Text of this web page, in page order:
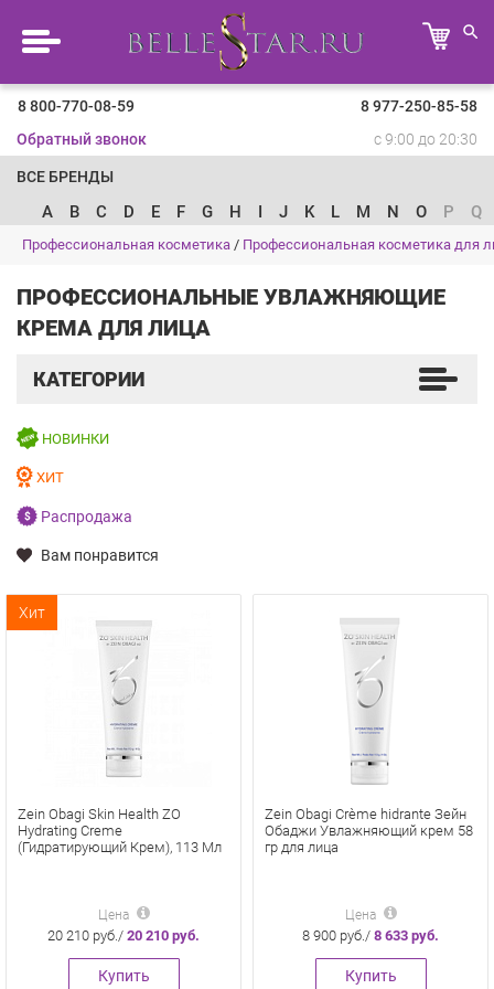
8 800-770-08-59
8 977-250-85-58
Обратный звонок
с 9:00 до 20:30
ВСЕ БРЕНДЫ
A B C D E F G H I J K L M N O P Q
Профессиональная косметика / Профессиональная косметика для
ПРОФЕССИОНАЛЬНЫЕ УВЛАЖНЯЮЩИЕ
КРЕМА ДЛЯ ЛИЦА
КАТЕГОРИИ
НОВИНКИ
ХИТ
Распродажа
Вам понравится
Хит
Zein Obagi Skin Health ZO
Hydrating Creme
(Гидратирующий Крем), 113 Мл
Цена
20 210 руб./ 20 210 руб.
Купить
Zein Obagi Crème hidrante Зейн
Обаджи Увлажняющий крем 58
гр для лица
Цена
8 900 руб./ 8 633 руб.
Купить